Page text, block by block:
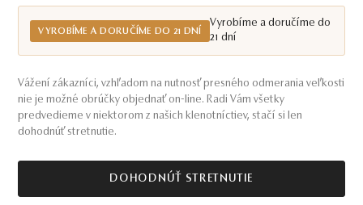
VYROBÍME A DORUČÍME DO 21 DNÍ
Vyrobíme a doručíme do
21 dní
Vážení zákazníci, vzhľadom na nutnosť presného odmerania veľkosti
nie je možné obrúčky objednať on-line. Radi Vám všetky
predvedieme v niektorom z našich klenotníctiev, stačí si len
dohodnúť stretnutie.
DOHODNÚŤ STRETNUTIE